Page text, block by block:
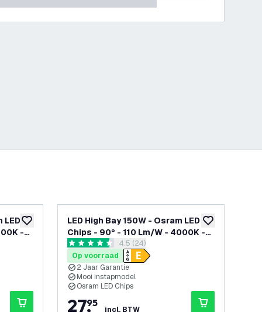
toevoegen aan verlanglijst
LED
-
toevoegen
LED High Bay 150W - Osram LED
Chips - 90° - 110 Lm/W - 4000K -
IP65 - 2 Jaar Garantie
reviews drawer openen
4.5 score sterren4.5 (24)
Op voorraad
2 Jaar Garantie
Mooi instapmodel
Osram LED Chips
27,
95
incl. BTW